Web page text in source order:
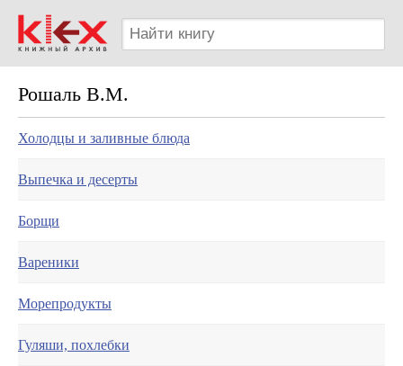
Рошаль В.М.
Холодцы и заливные блюда
Выпечка и десерты
Борщи
Вареники
Морепродукты
Гуляши, похлебки